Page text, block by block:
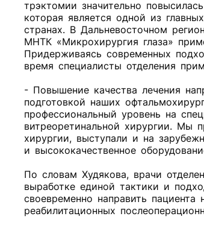
трэктомии значительно
которая является одной из
странах. В Дальневосточном
МНТК «Микрохирургия глаза»
Придерживаясь современных
время специалисты отделения
- Повышение качества лечения
подготовкой наших
профессиональный уровень на
витреоретинальной хирургии. Мы
хирургии, выступали и на
и высококачественное
По словам Худякова, врачи
выработке единой тактики и
своевременно направить
реабилитационных